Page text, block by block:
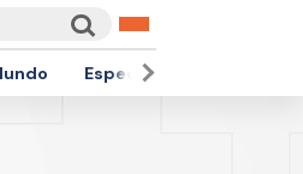
Espectáculos